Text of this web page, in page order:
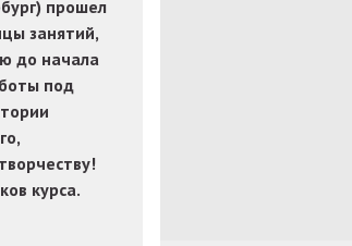
прошел
занятий,
до начала
под
курса.